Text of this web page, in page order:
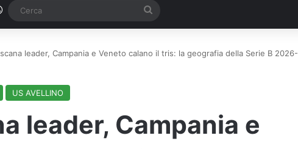
WhatsApp
leader, Campania e Veneto calano il tris: la geografia della Serie B 2026-
US AVELLINO
leader, Campania e